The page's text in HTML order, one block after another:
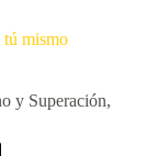
tú mismo
y Superación,